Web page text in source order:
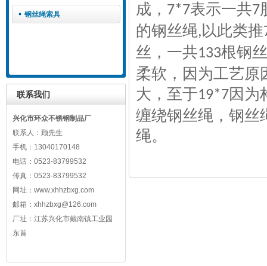
钢丝绳索具
联系我们
兴化市环众不锈钢制品厂
联系人：顾先生
手机：13040170148
电话：0523-83799532
传真：0523-83799532
网址：www.xhhzbxg.com
邮箱：xhhzbxg@126.com
厂址：江苏兴化市戴南镇工业园
东首
成， 7*7表示一共7
的钢丝绳,以此类推
丝，一共133根钢
柔软，因为工艺原
大，至于19*7因为
缠绕钢丝绳，钢丝
绳。